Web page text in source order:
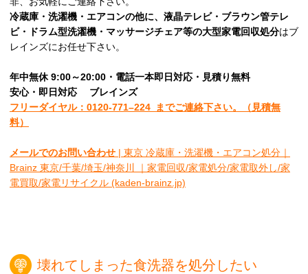
冷蔵庫・洗濯機・エアコンの他に、液晶テレビ・ブラウン管テレ
ビ・ドラム型洗濯機・マッサージチェア等の大型家電回収処分はブ
レインズにお任せ下さい。
年中無休 9:00～20:00・電話一本即日対応・見積り無料
安心・即日対応
ブレインズ
フリーダイヤル：0120-771–224 までご連絡下さい。
（見積無
料）
メールでのお問い合わせ | 東京 冷蔵庫・洗濯機・エアコン処分｜
Brainz 東京/千葉/埼玉/神奈川 ｜家電回収/家電処分/家電取外し/家
電買取/家電リサイクル (kaden-brainz.jp)
壊れてしまった食洗器を処分したい